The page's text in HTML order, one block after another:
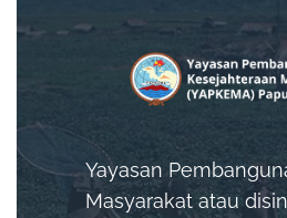
Yayasan
Masyarakat atau